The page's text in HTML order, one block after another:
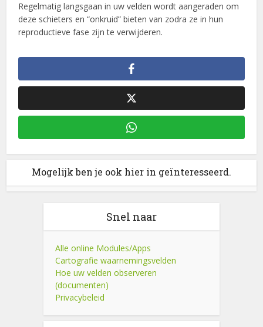
Regelmatig langsgaan in uw velden wordt aangeraden om
deze schieters en “onkruid” bieten van zodra ze in hun
reproductieve fase zijn te verwijderen.
Mogelijk ben je ook hier in geïnteresseerd.
Snel naar
Alle online Modules/Apps
Cartografie waarnemingsvelden
Hoe uw velden observeren
(documenten)
Privacybeleid